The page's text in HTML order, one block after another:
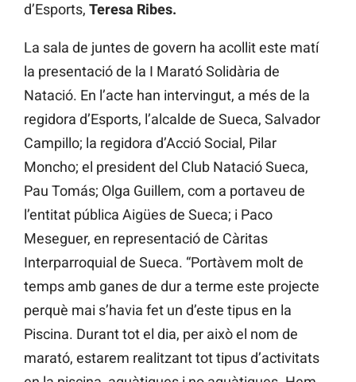
d’Esports, Teresa Ribes.
La sala de juntes de govern ha acollit este matí
la presentació de la I Marató Solidària de
Natació. En l’acte han intervingut, a més de la
regidora d’Esports, l’alcalde de Sueca, Salvador
Campillo; la regidora d’Acció Social, Pilar
Moncho; el president del Club Natació Sueca,
Pau Tomás; Olga Guillem, com a portaveu de
l’entitat pública Aigües de Sueca; i Paco
Meseguer, en representació de Càritas
Interparroquial de Sueca. “Portàvem molt de
temps amb ganes de dur a terme este projecte
perquè mai s’havia fet un d’este tipus en la
Piscina. Durant tot el dia, per això el nom de
marató, estarem realitzant tot tipus d’activitats